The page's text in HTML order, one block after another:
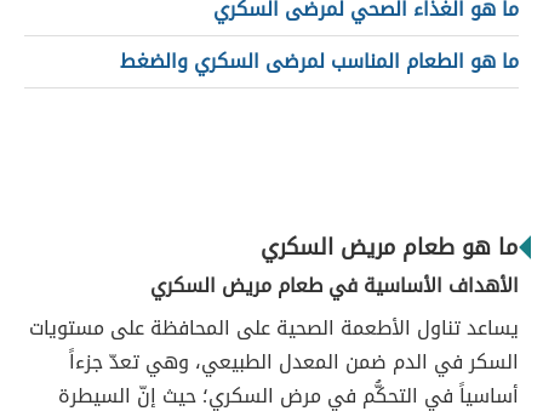
ما هو الغذاء الصحي لمرضى السكري
ما هو الطعام المناسب لمرضى السكري والضغط
ما هو طعام مريض السكري
الأهداف الأساسية في طعام مريض السكري
يساعد تناول الأطعمة الصحية على المحافظة على مستويات
السكر في الدم ضمن المعدل الطبيعي، وهي تعدّ جزءاً
أساسياً في التحكُّم في مرض السكري؛ حيث إنّ السيطرة